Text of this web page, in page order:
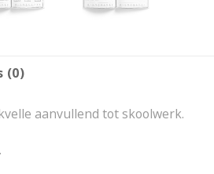
(0)
aanvullend tot skoolwerk.